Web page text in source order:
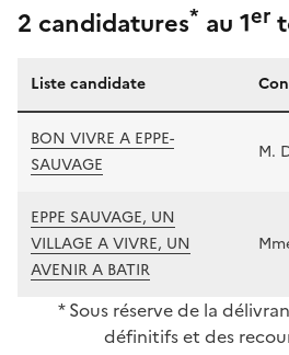
2 candidatures* au 1er
Liste candidate
BON VIVRE A EPPE-
SAUVAGE
M.
EPPE SAUVAGE, UN
VILLAGE A VIVRE, UN
AVENIR A BATIR
* Sous réserve de la
définitifs et des